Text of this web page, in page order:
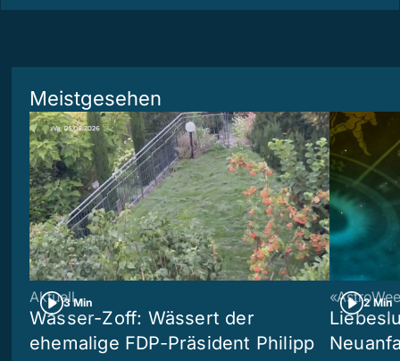
Meistgesehen
3 Min
Aktuell
Wasser-Zoff: Wässert der
ehemalige FDP-Präsident Philipp
2 Min